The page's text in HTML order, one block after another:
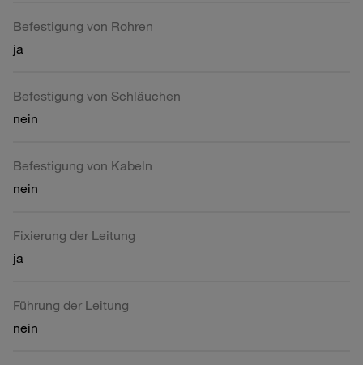
Befestigung von Rohren
ja
Befestigung von Schläuchen
nein
Befestigung von Kabeln
nein
Fixierung der Leitung
ja
Führung der Leitung
nein